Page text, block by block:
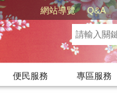
網站導覽 Q&A
便民服務
專區服務